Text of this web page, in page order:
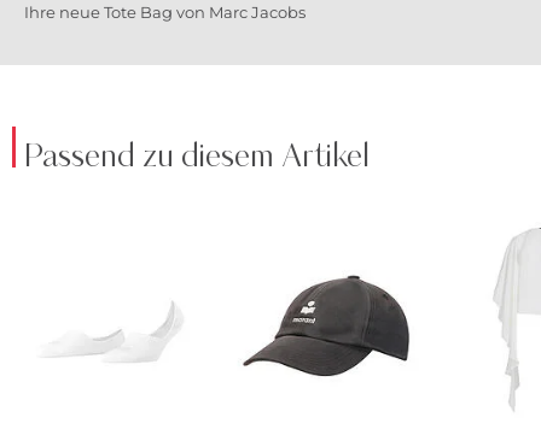
Ihre neue Tote Bag von Marc Jacobs
Passend zu diesem Artikel